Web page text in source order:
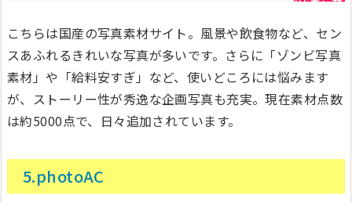
こちらは国産の写真素材サイト。風景や飲食物など、セン
スあふれるきれいな写真が多いです。さらに「ゾンビ写真
素材」や「給料安すぎ」など、使いどころには悩みます
が、ストーリー性が秀逸な企画写真も充実。現在素材点数
は約5000点で、日々追加されています。
5.photoAC